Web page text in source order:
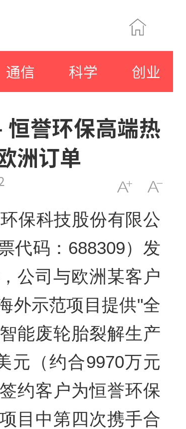
通信 科学 创业
誉环保高端热
洲订单
保科技股份有限公
代码：688309）发
公司与欧洲某客户
外示范项目提供"全
能废轮胎裂解生产
元（约合9970万元
约客户为恒誉环保
目中第四次携手合